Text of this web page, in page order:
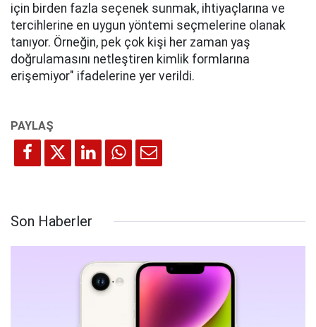
için birden fazla seçenek sunmak, ihtiyaçlarına ve
tercihlerine en uygun yöntemi seçmelerine olanak
tanıyor. Örneğin, pek çok kişi her zaman yaş
doğrulamasını netleştiren kimlik formlarına
erişemiyor" ifadelerine yer verildi.
Son Haberler